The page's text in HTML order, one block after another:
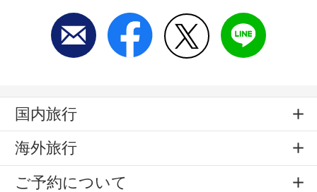
国内旅行
海外旅行
ご予約について